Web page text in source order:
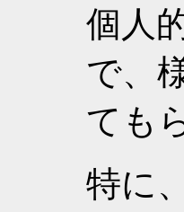
個人
で、
ても
特に